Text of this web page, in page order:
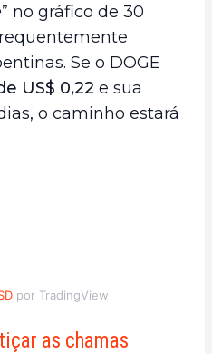
” no gráfico de 30
Se o DOGE
US$ 0,22 e sua
o caminho estará
por TradingView
as chamas